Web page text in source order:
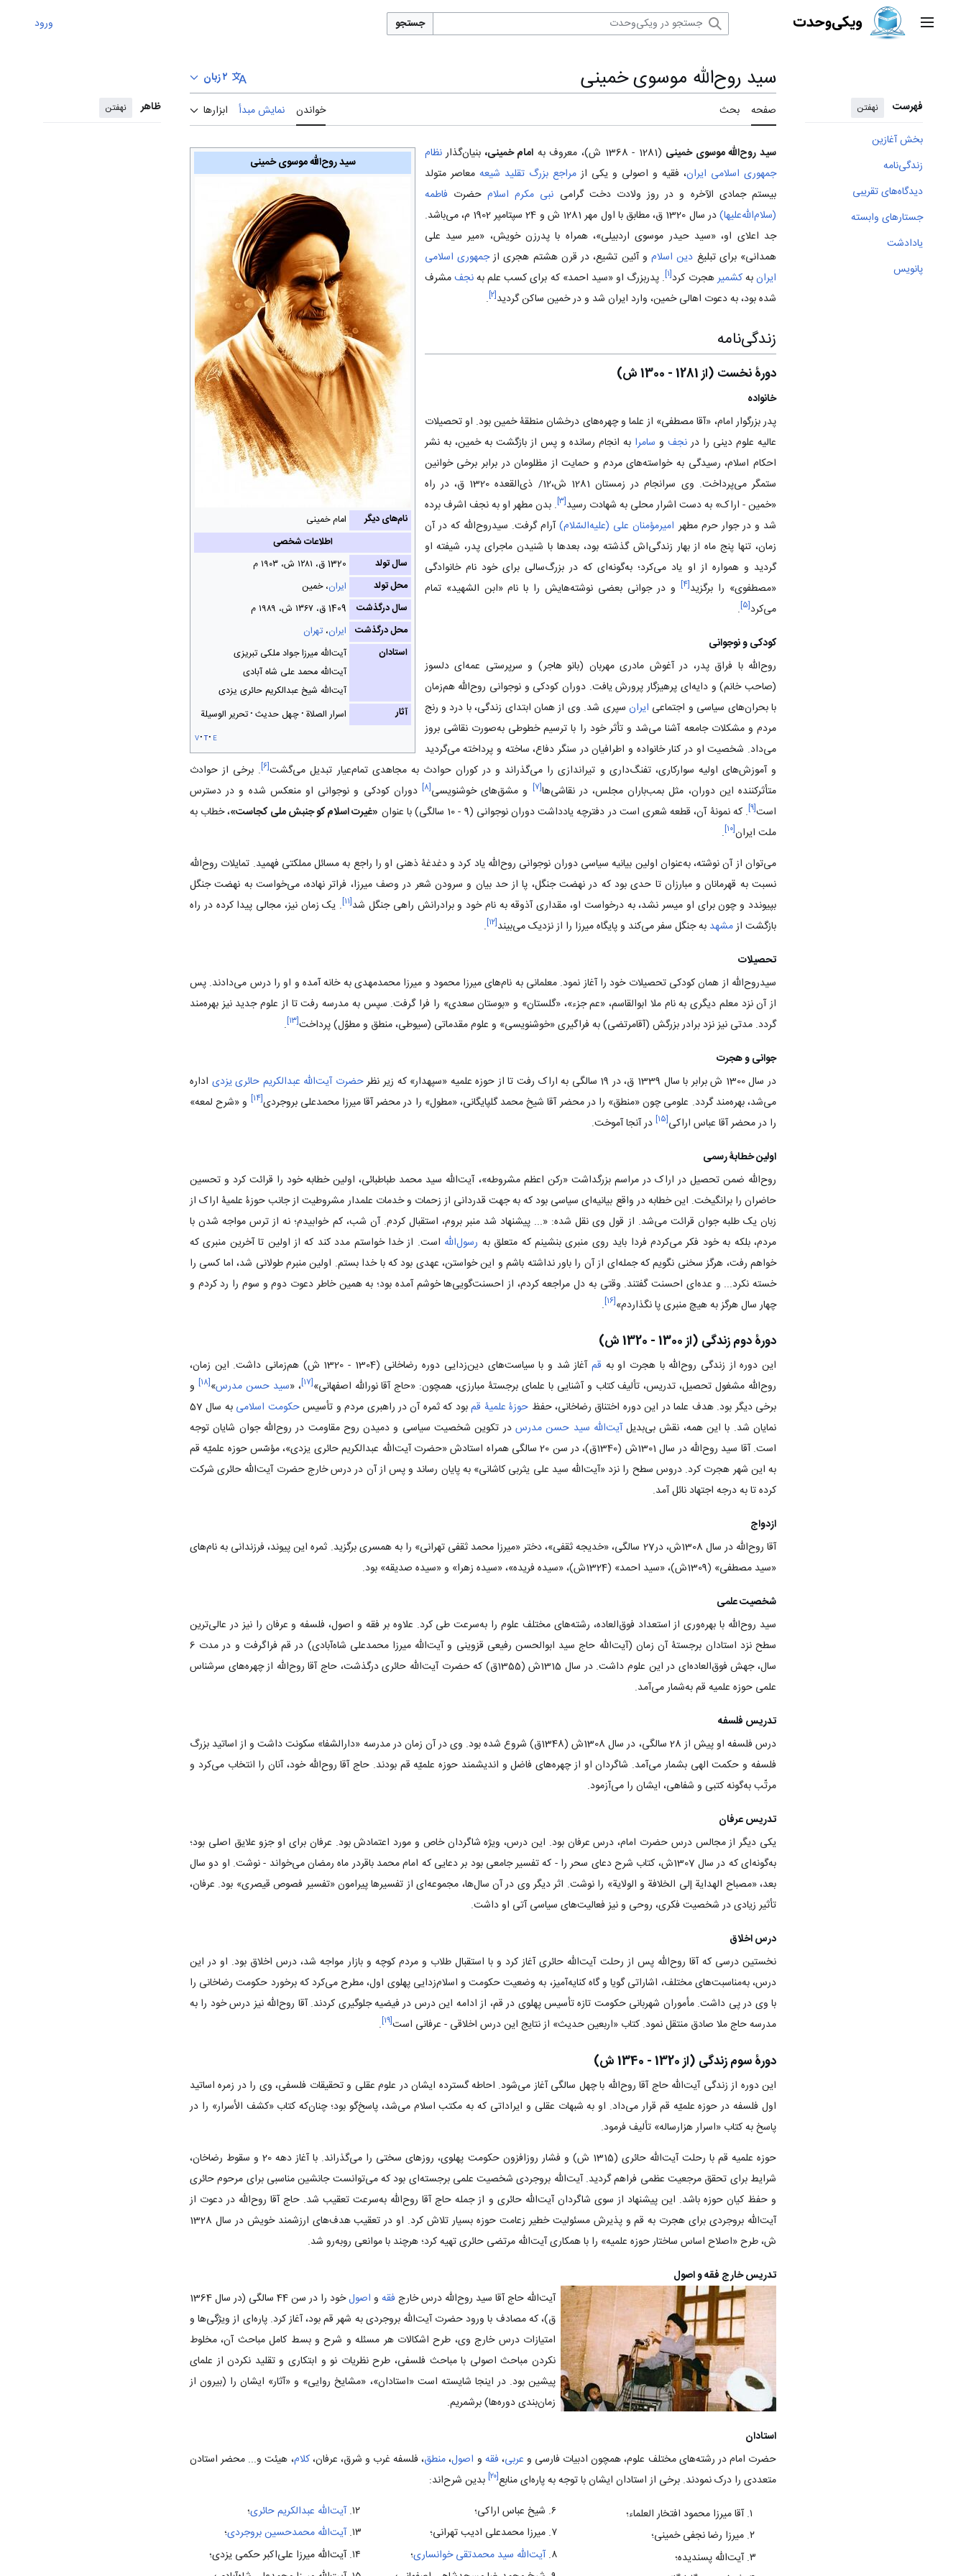
منوی اصلی جستجو ورود
فهرست نهفتن
بخش آغازین
زندگی‌نامه
تغییر وضعیت زیربخش‌های زندگی‌نامه
دیدگاه‌های تقریبی
تغییر وضعیت زیربخش‌های دیدگاه‌های تقریبی
جستارهای وابسته
یادادشت
پانویس
سید روح‌الله موسوی خمینی
۲ زبان
صفحه
بحث خواندن نمایش مبدأ ابزارها ظاهر نهفتن
سید روح‌الله موسوی خمینی
نام‌های دیگر
امام خمینی
اطلاعات شخصی
سال تولد
1320 ق، ۱۲۸۱ ش‌، ۱۹۰۳ م
محل تولد
ایران، خمین
سال درگذشت
1409 ق، ۱۳۶۷ ش‌، ۱۹۸۹ م
محل درگذشت
ایران، تهران
استادان
آیت‌الله میرزا جواد ملکی تبریزی
آیت‌الله محمد علی شاه آبادی
آیت‌الله شیخ عبدالکریم حائری یزدی
آثار
اسرار الصلاة چهل حدیث تحریر الوسیلة
v t e
سید روح‌الله موسوی خمینی (1281 - 1368 ش)، معروف به امام خمینی، بنیان‌گذارنظام
جمهوری اسلامی ایران، فقیه و اصولی و یکی ازمراجع بزرگ تقلید شیعه معاصر متولد
بیستم جمادی الآخره و در روز ولادت دخت گرامی نبی مکرم اسلام حضرت فاطمه
(سلام‌الله‌علیها)
در سال 1320 ق، مطابق با اول مهر 1281 ش و 24 سپتامپر 1902 م، می‌باشد.
جد اعلای او، «سید حیدر موسوی اردبیلی»، همراه با پدرزن خویش، «میر سید علی
همدانی» برای تبلیغ دین اسلامو آئین تشیع، در قرن هشتم هجری ازجمهوری اسلامی
ایرانبهکشمیرهجرت کرد[۱]. پدربزرگ او «سید احمد» که برای کسب علم بهنجفمشرف
شده بود، به دعوت اهالی خمین، وارد ایران شد و در خمین ساکن گردید[۲]
.
زندگی‌نامه
دورۀ نخست (از 1281 - 1300 ش)
خانواده
پدر بزرگوار امام، «آقا مصطفی» از علما و چهره‌های درخشان منطقۀ خمین بود. او تحصیلات
عالیه علوم دینی را درنجف و سامرا به انجام رسانده و پس از بازگشت به خمین، به نشر
احکام اسلام، رسیدگی به خواسته‌های مردم و حمایت از مظلومان در برابر برخی خوانین
ستمگر می‌پرداخت. وی سرانجام در زمستان 1281 ش،12/ ذی‌القعده 1320 ق، در راه
«خمین - اراک» به دست اشرار محلی به شهادت رسید[۳]. بدن مطهر او به نجف اشرف برده
شد و در جوار حرم مطهر امیرمؤمنان علی (علیه‌السّلام)آرام گرفت. سیدروح‌الله که در آن
زمان، تنها پنج ماه از بهار زندگی‌اش گذشته بود، بعدها با شنیدن ماجرای پدر، شیفته او
گردید و همواره از او یاد می‌کرد؛ به‌گونه‌ای که در بزرگ‌سالی برای خود نام خانوادگی
«مصطفوی» را برگزید[۴]و در جوانی بعضی نوشته‌هایش را با نام «ابن الشهید» تمام
می‌کرد[۵]
.
کودکی و نوجوانی
روح‌الله با فراق پدر، در آغوش مادری مهربان (بانو هاجر) و سرپرستی عمه‌ای دلسوز
(صاحب خانم) و دایه‌ای پرهیزگار پرورش یافت. دوران کودکی و نوجوانی روح‌الله هم‌زمان
با بحران‌های سیاسی و اجتماعی ایران سپری شد. وی از همان ابتدای زندگی، با درد و رنج
مردم و مشکلات جامعه آشنا می‌شد و تأثر خود را با ترسیم خطوطی به‌صورت نقاشی بروز
می‌داد. شخصیت او در کنار خانواده و اطرافیان در سنگر دفاع، ساخته و پرداخته می‌گردید
و آموزش‌های اولیه سوارکاری، تفنگ‌داری و تیراندازی را می‌گذراند و در کوران حوادث به مجاهدی تمام‌عیار تبدیل می‌گشت[۶]. برخی از حوادث
متأثرکننده این دوران، مثل بمب‌باران مجلس، در نقاشی‌ها[۷] و مشق‌های خوشنویسی[۸] دوران کودکی و نوجوانی او منعکس شده و در دسترس
است[۹]. که نمونۀ آن، قطعه شعری است در دفترچه یادداشت دوران نوجوانی (9 - 10 سالگی) با عنوان «غیرت اسلام کو جنبش ملی کجاست»، خطاب به
ملت ایران[۱۰]
.
می‌توان از آن نوشته، به‌عنوان اولین بیانیه سیاسی دوران نوجوانی روح‌الله یاد کرد و دغدغۀ ذهنی او را راجع به مسائل مملکتی فهمید. تمایلات روح‌الله
نسبت به قهرمانان و مبارزان تا حدی بود که در نهضت جنگل، پا از حد بیان و سرودن شعر در وصف میرزا، فراتر نهاده، می‌خواست به نهضت جنگل
بپیوندد و چون برای او میسر نشد، به درخواست او، مقداری آذوقه به نام خود و برادرانش راهی جنگل شد[۱۱]. یک زمان نیز، مجالی پیدا کرده در راه
بازگشت ازمشهد به جنگل سفر می‌کند و پایگاه میرزا را از نزدیک می‌بیند[۱۲]
.
تحصیلات
سیدروح‌الله از همان کودکی تحصیلات خود را آغاز نمود. معلمانی به نام‌های میرزا محمود و میرزا محمدمهدی به خانه آمده و او را درس می‌دادند. پس
از آن نزد معلم دیگری به نام ملا ابوالقاسم، «عم جزء»، «گلستان» و «بوستان سعدی» را فرا گرفت. سپس به مدرسه رفت تا از علوم جدید نیز بهره‌مند
گردد. مدتی نیز نزد برادر بزرگش (آقامرتضی) به فراگیری «خوشنویسی» و علوم مقدماتی (سیوطی، منطق و مطوّل) پرداخت[۱۳]
.
جوانی و هجرت
در سال 1300 ش برابر با سال 1339 ق، در 19 سالگی به اراک رفت تا از حوزه علمیه «سپهدار» که زیر نظر
حضرت آیت‌الله عبدالکریم حائری یزدی اداره
می‌شد، بهره‌مند گردد. علومی چون «منطق» را در محضر آقا شیخ محمد گلپایگانی، «مطول» را در محضر آقا میرزا محمدعلی بروجردی[۱۴] و «شرح لمعه»
را در محضر آقا عباس اراکی[۱۵] در آنجا آموخت.
اولین خطابۀ رسمی
روح‌الله ضمن تحصیل در اراک در مراسم بزرگداشت «رکن اعظم مشروطه»، آیت‌الله سید محمد طباطبائی، اولین خطابه خود را قرائت کرد و تحسین
حاضران را برانگیخت. این خطابه در واقع بیانیه‌ای سیاسی بود که به جهت قدردانی از زحمات و خدمات علمدار مشروطیت از جانب حوزۀ علمیۀ اراک از
زبان یک طلبه جوان قرائت می‌شد. از قول وی نقل شده: «... پیشنهاد شد منبر بروم، استقبال کردم. آن شب، کم خوابیدم؛ نه از ترس مواجه شدن با
مردم، بلکه به خود فکر می‌کردم فردا باید روی منبری بنشینم که متعلق به رسول‌الله است. از خدا خواستم مدد کند که از اولین تا آخرین منبری که
خواهم رفت، هرگز سخنی نگویم که جمله‌ای از آن را باور نداشته باشم و این خواستن، عهدی بود که با خدا بستم. اولین منبرم طولانی شد، اما کسی را
خسته نکرد... و عده‌ای احسنت گفتند. وقتی به دل مراجعه کردم، از احسنت‌گویی‌ها خوشم آمده بود؛ به همین خاطر دعوت دوم و سوم را رد کردم و
چهار سال هرگز به هیچ منبری پا نگذاردم»[۱۶]
.
دورۀ دوم زندگی (از 1300 - 1320 ش)
این دوره از زندگی روح‌الله با هجرت او به قم
آغاز شد و با سیاست‌های دین‌زدایی دوره رضاخانی (1304 - 1320 ش) هم‌زمانی داشت. این زمان،
روح‌الله مشغول تحصیل، تدریس، تألیف کتاب و آشنایی با علمای برجستۀ مبارزی، همچون: «حاج آقا نورالله اصفهانی»[۱۷]، «سید حسن مدرس»
[۱۸] و
برخی دیگر بود. هدف علما در این دوره اختناق رضاخانی، حفظ حوزۀ علمیۀ قمبود که ثمره آن در راهبری مردم و تأسیسحکومت اسلامی
به سال 57
نمایان شد. با این‌ همه، نقش بی‌بدیلآیت‌الله سید حسن مدرس در تکوین شخصیت سیاسی و دمیدن روح مقاومت در روح‌الله جوان شایان توجه
است. آقا سید روح‌الله در سال 1301ش (1340ق)، در سن 20 سالگی همراه استادش «حضرت آیت‌الله عبدالکریم حائری یزدی»، مؤسّس حوزه علمیّه قم
به این شهر هجرت کرد. دروس سطح را نزد «آیت‌الله سید علی یثربی کاشانی» به پایان رساند و پس از آن در درس خارج حضرت آیت‌الله حائری شرکت
کرده تا به درجه اجتهاد نائل آمد.
ازدواج
آقا روح‌الله در سال 1308ش، در27 سالگی، «خدیجه ثقفی»، دختر «میرزا محمد ثقفی تهرانی» را به همسری برگزید. ثمره این پیوند، فرزندانی به نام‌های
«سید مصطفی» (1309ش)، «سید احمد» (1324ش)، «سیده فریده»، «سیده زهرا» و «سیده صدیقه» بود.
شخصیت علمی
سید روح‌الله با بهره‌وری از استعداد فوق‌العاده، رشته‌های مختلف علوم را به‌سرعت طی کرد. علاوه بر فقه و اصول، فلسفه و عرفان را نیز در عالی‌ترین
سطح نزد استادان برجستۀ آن زمان (آیت‌الله حاج سید ابوالحسن رفیعی قزوینی و آیت‌الله میرزا محمدعلی شاه‌آبادی) در قم فراگرفت و در مدت 6
سال، جهش فوق‌العاده‌ای در این علوم داشت. در سال 1315ش (1355ق) که حضرت آیت‌الله حائری درگذشت، حاج آقا روح‌الله از چهره‌های سرشناس
علمی حوزه علمیه قم به‌شمار می‌آمد.
تدریس فلسفه
درس فلسفه او پیش از 28 سالگی، در سال 1308ش (1348ق) شروع شده بود. وی در آن زمان در مدرسه «دارالشفا» سکونت داشت و از اساتید بزرگ
فلسفه و حکمت الهی بشمار می‌آمد. شاگردان او از چهره‌های فاضل و اندیشمند حوزه علمیّه قم بودند. حاج آقا روح‌الله خود، آنان را انتخاب می‌کرد و
مرتّب به‌گونه کتبی و شفاهی، ایشان را می‌آزمود.
تدریس عرفان
یکی دیگر از مجالس درس حضرت امام، درس عرفان بود. این درس، ویژه شاگردان خاص و مورد اعتمادش بود. عرفان برای او جزو علایق اصلی بود؛
به‌گونه‌ای که در سال 1307ش، کتاب شرح دعای سحر را - که تفسیر جامعی بود بر دعایی که امام محمد باقردر ماه رمضان می‌خواند - نوشت. او دو سال
بعد، «مصباح الهدایة إلی الخلافة و الولایة» را نوشت. اثر دیگر وی در آن سال‌ها، مجموعه‌ای از تفسیرها پیرامون «تفسیر فصوص قیصری» بود. عرفان،
تأثیر زیادی در شخصیت فکری، روحی و نیز فعالیت‌های سیاسی آتی او داشت.
درس اخلاق
نخستین درسی که آقا روح‌الله پس از رحلت آیت‌الله‌ حائری آغاز کرد و با استقبال طلاب و مردم کوچه و بازار مواجه شد، درس اخلاق بود. او در این
درس، به‌مناسبت‌های مختلف، اشاراتی گویا و گاه کنایه‌آمیز، به وضعیت حکومت و اسلام‌زدایی پهلوی اول، مطرح می‌کرد که برخورد حکومت رضاخانی را
با وی در پی داشت. مأموران شهربانی حکومت تازه تأسیس پهلوی در قم، از ادامه این درس در فیضیه جلوگیری کردند. آقا روح‌الله نیز درس خود را به
مدرسه حاج ملا صادق منتقل نمود. کتاب «اربعین حدیث» از نتایج این درس اخلاقی - عرفانی است[۱۹]
.
دورۀ سوم زندگی (از 1320 - 1340 ش)
این دوره از زندگی آیت‌الله حاج آقا روح‌الله با چهل سالگی آغاز می‌شود. احاطه گسترده ایشان در علوم عقلی و تحقیقات فلسفی، وی را در زمره اساتید
اول فلسفه در حوزه علمیّه قم قرار می‌داد. او به شبهات عقلی و ایراداتی که به مکتب اسلام می‌شد، پاسخ‌گو بود؛ چنان‌که کتاب «کشف الأسرار» را در
پاسخ به کتاب «اسرار هزارساله» تألیف فرمود.
حوزه علمیه قم با رحلت آیت‌الله‌ حائری (1315 ش) و فشار روزافزون حکومت پهلوی، روزهای سختی را می‌گذراند. با آغاز دهه 20 و سقوط رضاخان،
شرایط برای تحقق مرجعیت عظمی فراهم گردید. آیت‌الله‌ بروجردی شخصیت علمی برجسته‌ای بود که می‌توانست جانشین مناسبی برای مرحوم حائری
و حفظ کیان حوزه باشد. این پیشنهاد از سوی شاگردان آیت‌الله حائری و از جمله حاج آقا روح‌الله به‌سرعت تعقیب شد. حاج آقا روح‌الله در دعوت از
آیت‌الله بروجردی برای هجرت به قم و پذیرش مسئولیت خطیر زعامت حوزه بسیار تلاش کرد. او در تعقیب هدف‌های ارزشمند خویش در سال 1328
ش، طرح «اصلاح اساس ساختار حوزه علمیه» را با همکاری آیت‌الله مرتضی حائری تهیه کرد؛ هرچند با موانعی روبه‌رو شد.
تدریس خارج فقه و اصول
آیت‌الله حاج آقا سید روح‌الله درس خارج فقه و اصول
خود را در سن 44 سالگی (در سال 1364
ق)، که مصادف با ورود حضرت آیت‌الله‌ بروجردی به شهر قم بود، آغاز کرد. پاره‌ای از ویژگی‌ها و
امتیازات درس خارج وی، طرح اشکالات هر مسئله و شرح و بسط کامل مباحث آن، مخلوط
نکردن مباحث اصولی با مباحث فلسفی، طرح نظریات نو و ابتکاری و تقلید نکردن از علمای
پیشین بود. در اینجا شایسته است «استادان»، «مشایخ روایی» و «آثار» ایشان را (بیرون از
زمان‌بندی دوره‌ها) برشمریم.
استادان
حضرت امام در رشته‌های مختلف علوم، همچون ادبیات فارسی و عربی، فقه و اصول،منطق، فلسفه غرب و شرق، عرفان،کلام، هیئت و... محضر استادن
متعددی را درک نمودند. برخی از استادان ایشان با توجه به پاره‌ای منابع[۲۰] بدین شرح‌اند:
آقا میرزا محمود افتخار العلماء؛
میرزا رضا نجفی خمینی؛
آیت‌الله پسندیده؛
شیخ عباس اراکی؛
میرزا محمدعلی ادیب تهرانی؛
آیت‌الله سید محمدتقی خوانساری؛
آیت‌الله عبدالکریم حائری؛
آیت‌الله محمدحسین بروجردی؛
آیت‌الله میرزا علی‌اکبر حکمی یزدی؛